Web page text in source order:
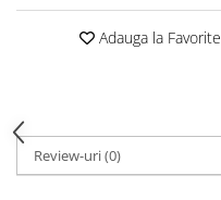
Paste
Toamna și Halloween
HOME & OFFICE Deco
Adauga la Favorite
Review-uri(0)